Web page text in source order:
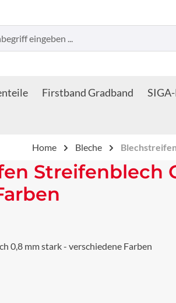
Firstband Gradband
Home Bleche Blechstreifen
Streifenblech